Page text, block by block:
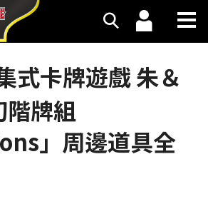
式卡牌遊戲 朱＆
階牌組
」周邊道具全